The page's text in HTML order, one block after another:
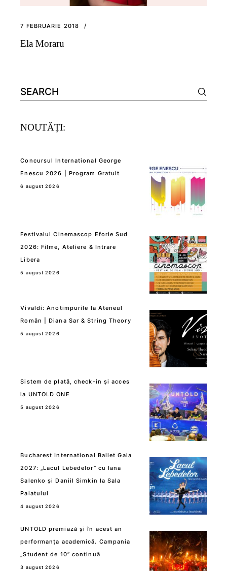
7 FEBRUARIE 2018
Ela Moraru
Search
for:
NOUTĂȚI:
Concursul International George
Enescu 2026 | Program Gratuit
6 august 2026
Festivalul Cinemascop Eforie Sud
2026: Filme, Ateliere & Intrare
Libera
5 august 2026
Vivaldi: Anotimpurile la Ateneul
Român | Diana Sar & String Theory
5 august 2026
Sistem de plată, check-in și acces
la UNTOLD ONE
5 august 2026
Bucharest International Ballet Gala
2027: „Lacul Lebedelor” cu Iana
Salenko și Daniil Simkin la Sala
Palatului
4 august 2026
UNTOLD premiază și în acest an
performanța academică. Campania
„Student de 10” continuă
3 august 2026